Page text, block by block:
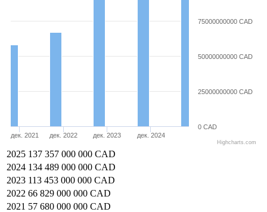
дек. 2021 дек. 2022 дек. 2023 дек. 2024
0 CAD
25000000000 CAD
50000000000 CAD
75000000000 CAD
Highcharts.com
2025 137 357 000 000 CAD
2024 134 489 000 000 CAD
2023 113 453 000 000 CAD
2022 66 829 000 000 CAD
2021 57 680 000 000 CAD